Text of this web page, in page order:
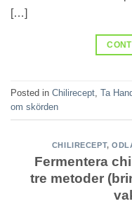
[…]
Posted in Chilirecept Ta
om skörden
CHILIRECEPT,
Fermentera
tre metoder